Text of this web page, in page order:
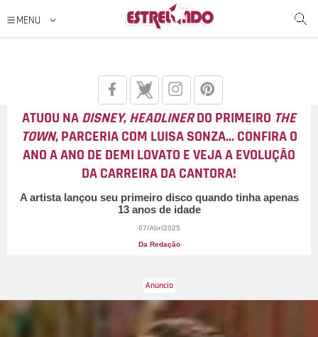
ATUOU NADISNEY,HEADLINERDO PRIMEIRO THE
TOWN, PARCERIA COM LUISA SONZA... CONFIRA O
ANO A ANO DE DEMI LOVATO E VEJA A EVOLUÇÃO
DA CARREIRA DA CANTORA!
A artista lançou seu primeiro disco quando tinha apenas
13 anos de idade
07/Abr/2025
Da Redação